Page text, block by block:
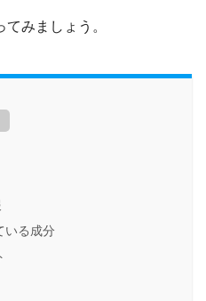
みましょう。
いる成分